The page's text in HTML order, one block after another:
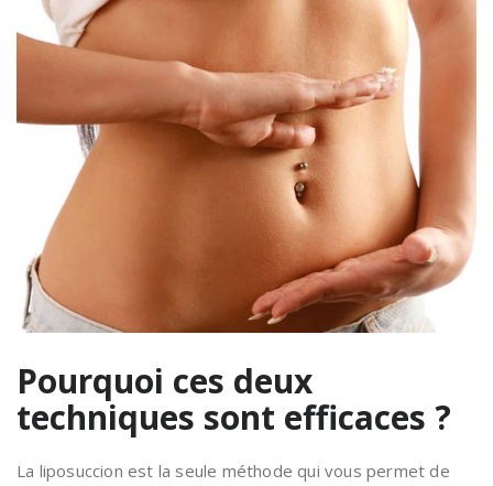
Pourquoi ces deux
techniques sont efficaces ?
La liposuccion est la seule méthode qui vous permet de